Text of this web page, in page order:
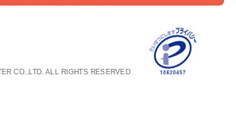
CO.,LTD. ALL RIGHTS RESERVED